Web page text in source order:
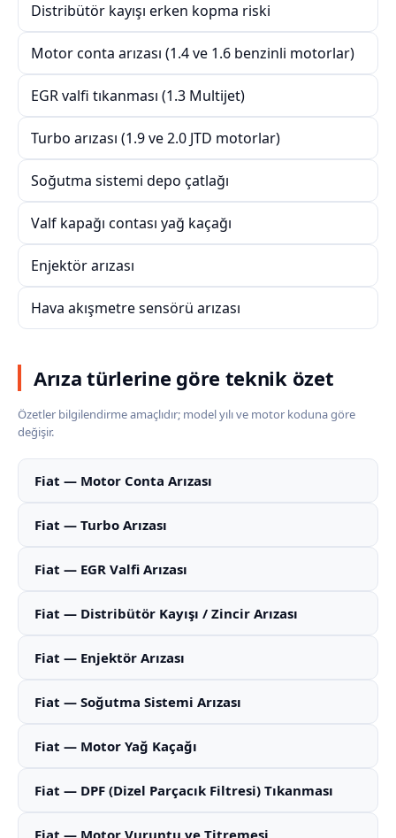
Distribütör kayışı erken kopma riski
Motor conta arızası (1.4 ve 1.6 benzinli motorlar)
EGR valfi tıkanması (1.3 Multijet)
Turbo arızası (1.9 ve 2.0 JTD motorlar)
Soğutma sistemi depo çatlağı
Valf kapağı contası yağ kaçağı
Enjektör arızası
Hava akışmetre sensörü arızası
Arıza türlerine göre teknik özet
Özetler bilgilendirme amaçlıdır; model yılı ve motor koduna göre
değişir.
Fiat — Motor Conta Arızası
Fiat — Turbo Arızası
Fiat — EGR Valfi Arızası
Fiat — Distribütör Kayışı / Zincir Arızası
Fiat — Enjektör Arızası
Fiat — Soğutma Sistemi Arızası
Fiat — Motor Yağ Kaçağı
Fiat — DPF (Dizel Parçacık Filtresi) Tıkanması
Fiat — Motor Vuruntu ve Titremesi